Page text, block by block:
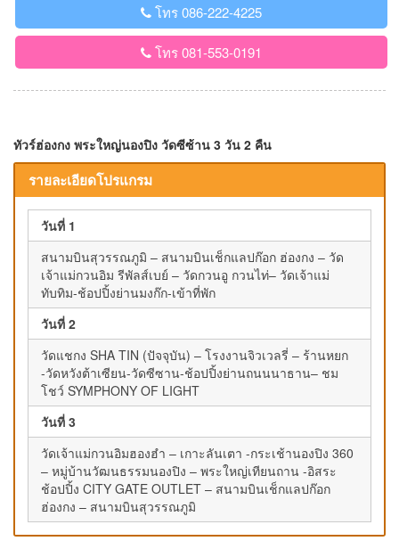
โทร 086-222-4225
โทร 081-553-0191
ทัวร์ฮ่องกง พระใหญ่นองปิง วัดซีซ้าน 3 วัน 2 คืน
รายละเอียดโปรแกรม
วันที่ 1
สนามบินสุวรรณภูมิ – สนามบินเช็กแลปก๊อก ฮ่องกง – วัด
เจ้าแม่กวนอิม รีพัลส์เบย์ – วัดกวนอู กวนไท่– วัดเจ้าแม่
ทับทิม-ช้อปปิ้งย่านมงก๊ก-เข้าที่พัก
วันที่ 2
วัดแชกง SHA TIN (ปัจจุบัน) – โรงงานจิวเวลรี่ – ร้านหยก
-วัดหวังต้าเซียน-วัดซีซาน-ช้อปปิ้งย่านถนนนาธาน– ชม
โชว์ SYMPHONY OF LIGHT
วันที่ 3
วัดเจ้าแม่กวนอิมฮองฮำ – เกาะลันเตา -กระเช้านองปิง 360
– หมู่บ้านวัฒนธรรมนองปิง – พระใหญ่เทียนถาน -อิสระ
ช้อปปิ้ง CITY GATE OUTLET – สนามบินเช็กแลปก๊อก
ฮ่องกง – สนามบินสุวรรณภูมิ